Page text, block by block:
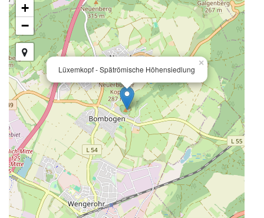
Lüxemkopf - Spätrömische Höhensiedlung
×
+
−